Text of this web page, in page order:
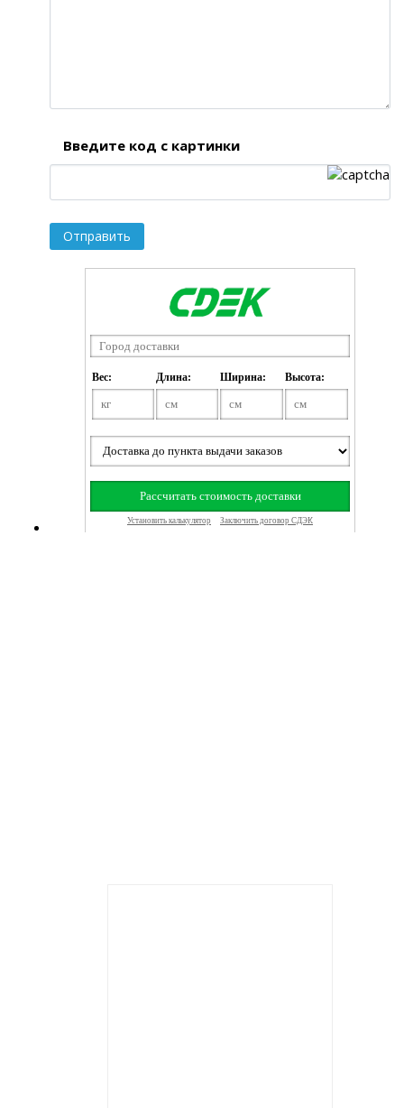
Введите код с картинки